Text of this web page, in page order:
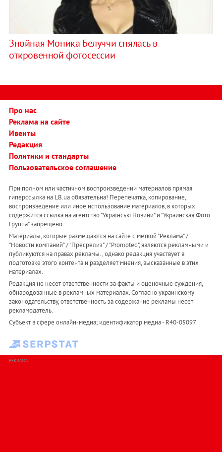
Знойная Моника Белуччи снялась в
откровенной фотосессии
Про нас
Реклама на сайте
Ивенты
Редакция
Политики и стандарты
Пользовательское соглашение
При полном или частичном воспроизведении материалов прямая
гиперссылка на LB.ua обязательна! Перепечатка, копирование,
воспроизведение или иное использование материалов, в которых
содержится ссылка на агентство "Українськi Новини" и "Украинская Фото
Группа" запрещено.
Материалы, которые размещаются на сайте с меткой "Реклама" /
"Новости компаний" / "Пресрелиз" / "Promoted", являются рекламными и
публикуются на правах рекламы. , однако редакция участвует в
подготовке этого контента и разделяет мнения, высказанные в этих
материалах.
Редакция не несет ответственности за факты и оценочные суждения,
обнародованные в рекламных материалах. Согласно украинскому
законодательству, ответственность за содержание рекламы несет
рекламодатель.
Субъект в сфере онлайн-медиа; идентификатор медиа - R40-05097
РЕКЛАМА